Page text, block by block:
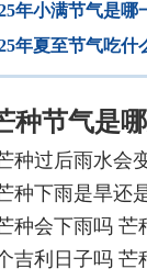
年小满节气是哪
年夏至节气吃什
种节气是
种过后雨水会
种下雨是旱还
种会下雨吗
吉利日子吗 芒